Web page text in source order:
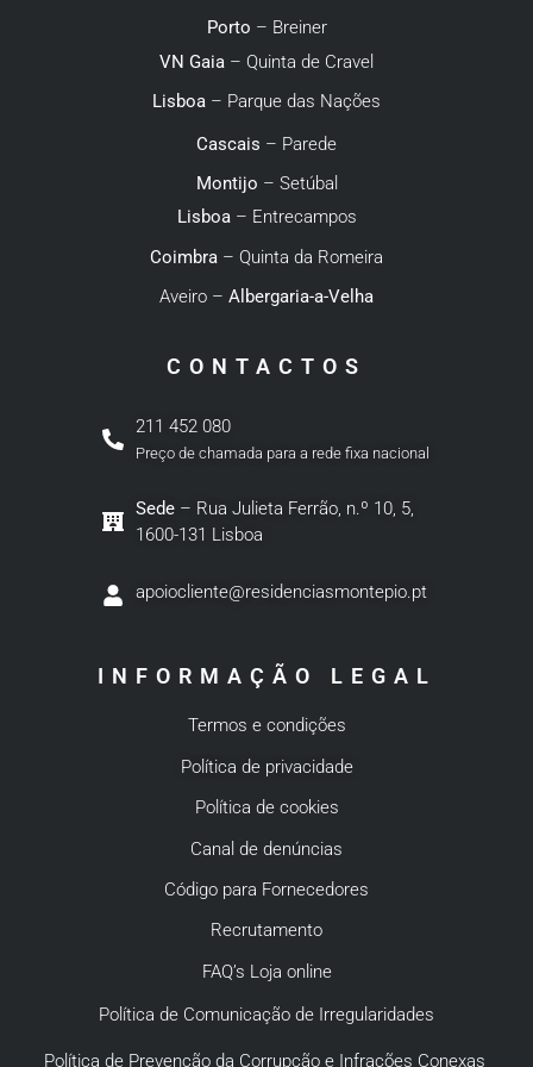
Porto – Breiner
VN Gaia– Quinta de Cravel
Lisboa – Parque das Nações
Cascais – Parede
Montijo – Setúbal
Lisboa– Entrecampos
Coimbra – Quinta da Romeira
Aveiro – Albergaria-a-Velha
CONTACTOS
211 452 080
Preço de chamada para a rede fixa nacional
Sede– Rua Julieta Ferrão, n.º 10, 5,
1600-131 Lisboa
apoiocliente@residenciasmontepio.pt
INFORMAÇÃO LEGAL
Termos e condições
Política de privacidade
Política de cookies
Canal de denúncias
Código para Fornecedores
Recrutamento
FAQ’s Loja online
Política de Comunicação de Irregularidades
Política de Prevenção da Corrupção e Infrações Conexas